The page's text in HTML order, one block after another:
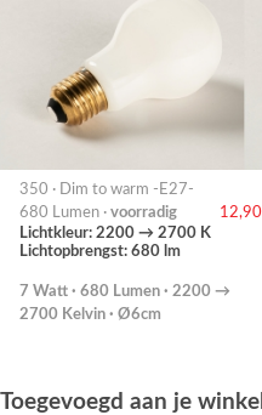
350 · Dim to warm -E27-
680 Lumen · voorradig
12,90
Lichtkleur: 2200 → 2700 K
Lichtopbrengst: 680 lm
7 Watt · 680 Lumen · 2200 →
2700 Kelvin · Ø6cm
Toegevoegd aan je